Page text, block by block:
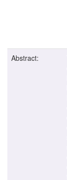
Abstract: